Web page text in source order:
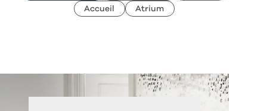
Accueil
Atrium